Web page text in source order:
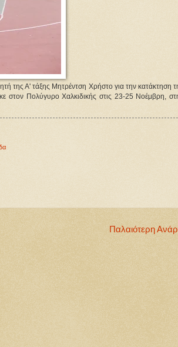
της Α' τάξης Μητρέντση Χρήστο για την κατάκτηση
στον Πολύγυρο Χαλκιδικής στις 23-25 Νοέμβρη,
Παλαιότερη